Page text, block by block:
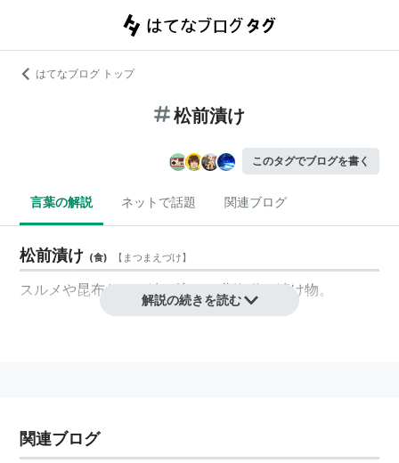
はてなブログ トップ
松前漬け
このタグでブログを書く
言葉の解説 ネットで話題 関連ブログ
松前漬け (食) 【 まつまえづけ】
スルメや昆布などを漬け込んだ北海道の漬け物。
解説の続きを読む
関連ブログ